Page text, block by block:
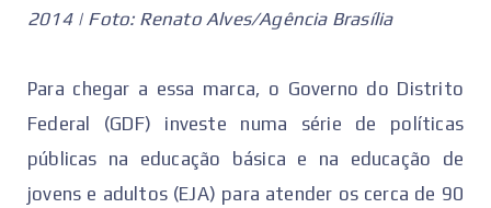
2014 | Foto: Renato Alves/Agência Brasília
Para chegar a essa marca, o Governo do Distrito
Federal (GDF) investe numa série de políticas
públicas na educação básica e na educação de
jovens e adultos (EJA) para atender os cerca de 90